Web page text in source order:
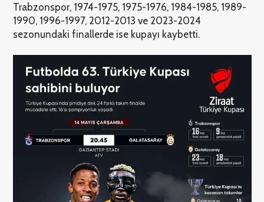
Trabzonspor, 1974-1975, 1975-1976, 1984-1985, 1989-
1990, 1996-1997, 2012-2013 ve 2023-2024
sezonundaki finallerde ise kupayı kaybetti.